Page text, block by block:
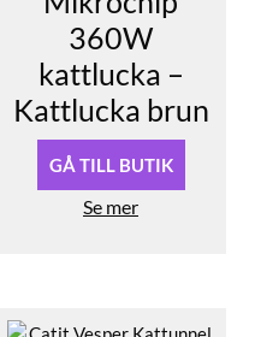
360W
kattlucka –
Kattlucka brun
GÅ TILL BUTIK
Se mer